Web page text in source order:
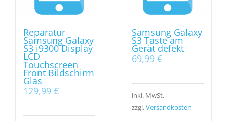
Reparatur
Samsung Galaxy
S3 i9300 Display
LCD
Touchscreen
Front Bildschirm
Glas
129,99 €
Samsung Galaxy
S3 Taste am
Gerät defekt
69,99 €
inkl. MwSt.
zzgl.Versandkosten